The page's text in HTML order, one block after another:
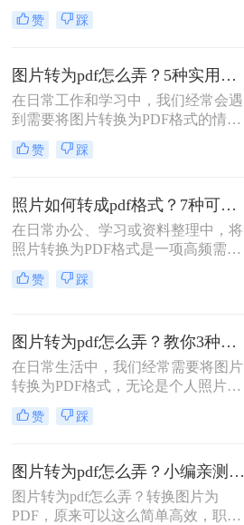
片如何转pdf呢？本文将介绍三种简单
有效的方法，助您快速完成转换。
赞 踩
图片转为pdf怎么弄？5种实用转换方法详解！
在日常工作和学习中，我们经常会遇
到需要将图片转换为PDF格式的情
况。无论是整理证件照片、制作电子
相册，还是将扫描的文档统一格式，
掌握的基本技能。PDF格式具有跨平
台兼容性好、文件体积相对较小、易
于分享等优点，因此成为文档处理的
首选格式。本文将详细介绍5种实用
的图片转PDF方法，帮助您快速解决
转换需求。
赞 踩
照片如何转成pdf格式？7种可靠方法详解！
在日常办公、学习或资料整理中，将
照片转换为PDF格式是一项高频需
求。无论是扫描的合同、手写笔记，
还是拍摄的证件、课件，统一的PDF
择高效、安全且无需付费的方法？本
文将基于实际使用经验，为您梳理7
种照片如何转成PDF格式的实用方
方式，帮助您根据场景灵活选用。
赞 踩
图片转为pdf怎么弄？教你3种常用转换方法！
在日常生活中，我们经常需要将图片
转换为PDF格式，无论是个人照片管
理、证件扫描，还是商业和行政领域
的文档整理、合同协议，这种转换都
全性。那么图片转为pdf怎么弄呢？本
文将介绍三种将图片转换为PDF的方
法。
赞 踩
图片转为pdf怎么弄？小编亲测5种实用方法，告别繁琐操作！
图片转为pdf怎么弄？转换图片为
PDF，原来可以这么简单高效，职场